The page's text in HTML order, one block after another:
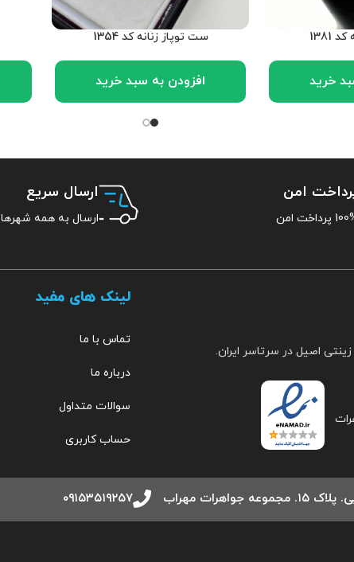
خرید
ست توپاز زنانه کد 1354
افزودن به سبد خرید
امن
پرداخت امن
ارسال سریع
ارسال به همه شهرها
اصیل در سرتاسر ایران.
لینک های مفید
تماس با ما
درباره ما
سوالات متداول
حساب کاربری
مهراب ۰۹۱۵۳۵۱۹۲۵۷